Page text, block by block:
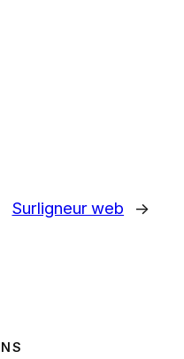
Surligneur web →